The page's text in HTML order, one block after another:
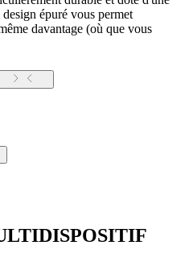
épuré vous permet
davantage (où que vous